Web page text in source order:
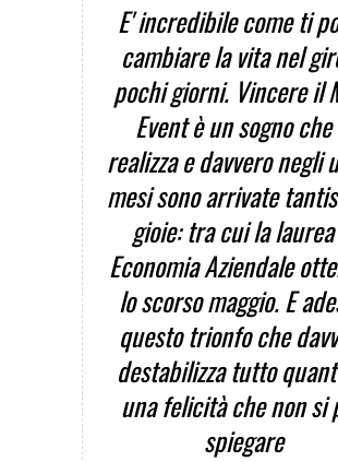
E' incredibile come ti
cambiare la vita nel
pochi giorni. Vincere il
Event è un sogno
realizza e davvero negli
mesi sono arrivate
gioie: tra cui la
Economia Aziendale
lo scorso maggio. E
questo trionfo che
destabilizza tutto
una felicità che non si
spiegare